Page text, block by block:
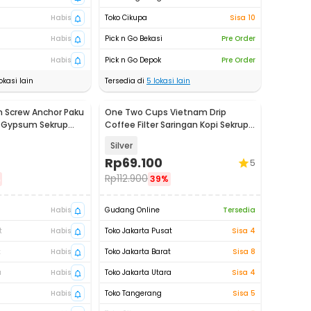
Habis
Habis
Habis
lain
Toko Cikupa
Sisa 10
Pick n Go Bekasi
Pre Order
Pick n Go Depok
Pre Order
Tersedia di 5 lokasi lain
Screw Anchor Paku
Sekrup
Habis
Habis
Habis
Habis
Habis
One Two Cups Vietnam Drip
Coffee Filter Saringan Kopi Sekrup
Silver
Rp69.100
Rp112.90039%
5
Gudang Online
Tersedia
Toko Jakarta Pusat
Sisa 4
Toko Jakarta Barat
Sisa 8
Toko Jakarta Utara
Sisa 4
Toko Tangerang
Sisa 5